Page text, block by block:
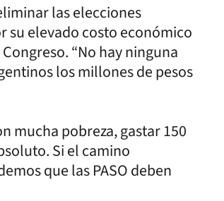
las elecciones
su elevado costo económico
“No hay ninguna
los millones de pesos
mucha pobreza, gastar 150
Si el camino
que las PASO deben